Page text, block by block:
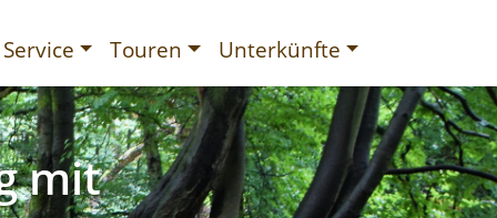
Service Touren Unterkünfte
mit